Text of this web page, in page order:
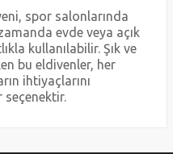
spor salonlarında
evde veya açık
kullanılabilir. Şık ve
bu eldivenler, her
ihtiyaçlarını
seçenektir.